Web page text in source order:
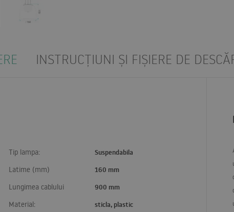
INSTRUCȚIUNI ȘI FIȘIERE DE
Tip lampa:
Suspendabila
Latime (mm)
160 mm
Lungimea cablului
900 mm
Material:
sticla, plastic